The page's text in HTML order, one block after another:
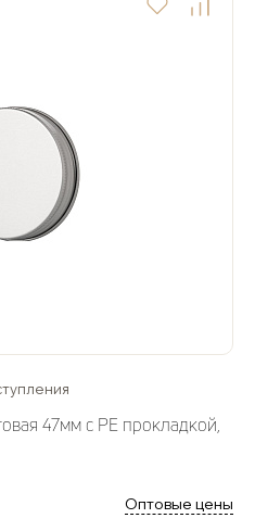
47мм с РЕ прокладкой,
Оптовые цены